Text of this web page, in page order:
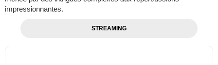
impressionnantes.
STREAMING